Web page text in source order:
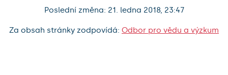
Poslední změna: 21. ledna 2018, 23:47
Za obsah stránky zodpovídá: Odbor pro vědu a výzkum